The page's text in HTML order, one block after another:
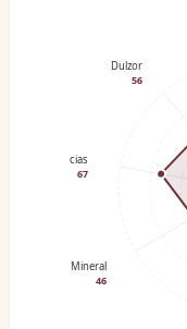
Mineral
46
Especias
67
Dulzor
56